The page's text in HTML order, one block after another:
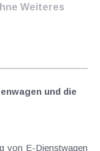
Weiteres
und die
von E-Dienstwagen